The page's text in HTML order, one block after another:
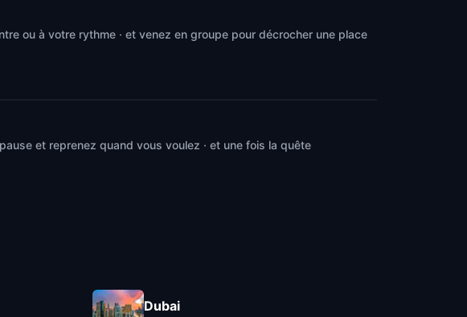
ou à votre rythme · et venez en groupe pour décrocher une place
et reprenez quand vous voulez · et une fois la quête
Dubai